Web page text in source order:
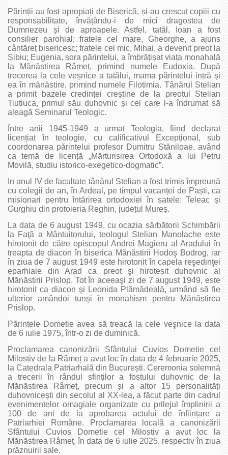
Părinții au fost apropiați de Biserică, și-au crescut copiii cu
responsabilitate, învățându-i de mici dragostea de
Dumnezeu și de aproapele. Astfel, tatăl, Ioan a fost
consilier parohial; fratele cel mare, Gheorghe, a ajuns
cântăreț bisericesc; fratele cel mic, Mihai, a devenit preot la
Sibiu; Eugenia, sora părintelui, a îmbrățișat viața monahală
la Mănăstirea Râmeț, primind numele Eudoxia. După
trecerea la cele veșnice a tatălui, mama părintelui intră și
ea în mănăstire, primind numele Filotimia. Tânărul Stelian
a primit bazele credinței creștine de la preotul Stelian
Tiutiuca, primul său duhovnic și cel care l-a îndrumat să
aleagă Seminarul Teologic.
Între anii 1945-1949 a urmat Teologia, fiind declarat
licențiat în teologie, cu calificativul Excepțional, sub
coordonarea părintelui profesor Dumitru Stăniloae, având
ca temă de licență „Mărturisirea Ortodoxă a lui Petru
Movilă, studiu istorico-exegetico-dogmatic”.
In anul IV de facultate tânărul Stelian a fost trimis împreună
cu colegii de an, în Ardeal, pe timpul vacanței de Paști, ca
misionari pentru întărirea ortodoxiei în satele: Teleac și
Gurghiu din protoieria Reghin, județul Mureș.
La data de 6 august 1949, cu ocazia sărbătorii Schimbării
la Faţă a Mântuitorului, teologul Stelian Manolache este
hirotonit de către episcopul Andrei Magieru al Aradului în
treapta de diacon în biserica Mănăstirii Hodoş Bodrog, iar
în ziua de 7 august 1949 este hirotonit în capela reşedinţei
eparhiale din Arad ca preot şi hirotesit duhovnic al
Mănăstirii Prislop. Tot în aceeaşi zi de 7 august 1949, este
hirotonit ca diacon şi Leonida Plămădeală, urmând să fie
ulterior amândoi tunşi în monahism pentru Mănăstirea
Prislop.
Părintele Dometie avea să treacă la cele veşnice la data
de 6 iulie 1975, într-o zi de duminică.
Proclamarea canonizării Sfântului Cuvios Dometie cel
Milostiv de la Râmeț a avut loc în data de 4 februarie 2025,
la Catedrala Patriarhală din București. Ceremonia solemnă
a trecerii în rândul sfinților a fostului duhovnic de la
Mănăstirea Râmeț, precum și a altor 15 personalități
duhovnicești din secolul al XX-lea, a făcut parte din cadrul
evenimentelor omagiale organizate cu prilejul împlinirii a
100 de ani de la aprobarea actului de înființare a
Patriarhiei Române. Proclamarea locală a canonizării
Sfântului Cuvios Dometie cel Milostiv a avut loc la
Mănăstirea Râmeț, în data de 6 iulie 2025, respectiv în ziua
prăznuirii sale.